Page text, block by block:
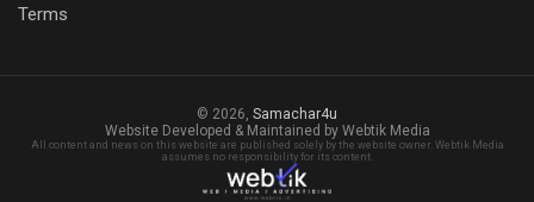
Terms
© 2026, Samachar4u
Website Developed & Maintained by Webtik Media
All content and news on this website are published solely by the website owner. Webtik Media
assumes no responsibility for its content.